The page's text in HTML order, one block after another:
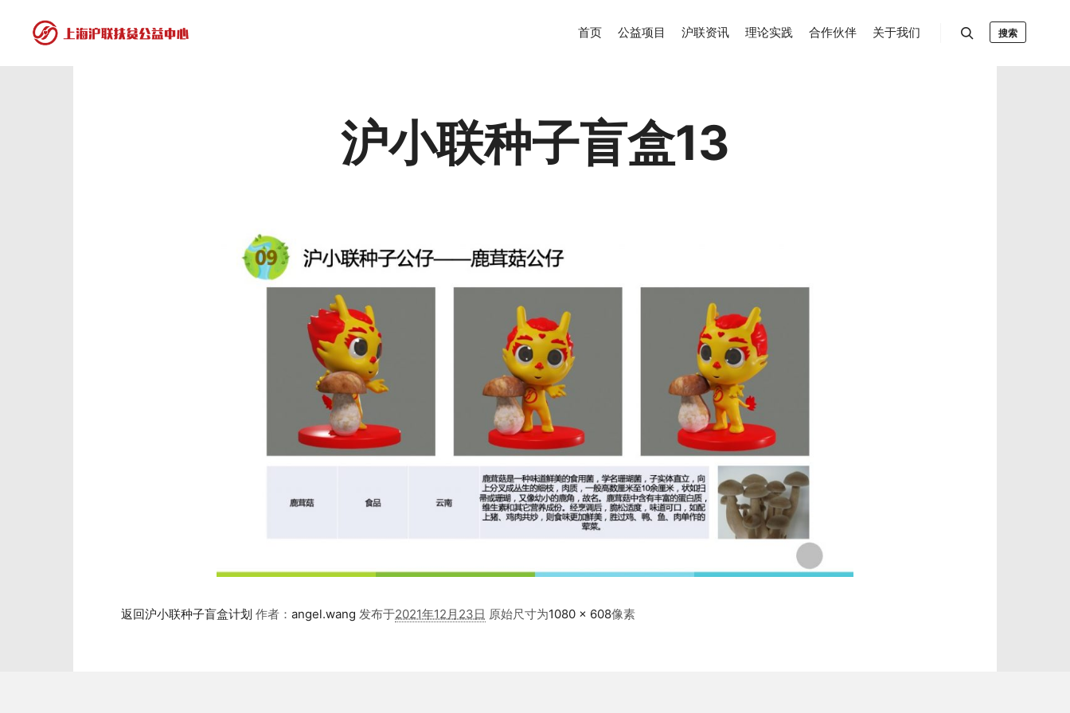
首页 公益项目 沪联资讯 理论实践 合作伙伴 关于我们 搜索
沪小联种子盲盒13
返回沪小联种子盲盒计划 作者： angel.wang 发布于2021年12月23日 原始尺寸为1080 × 608像素